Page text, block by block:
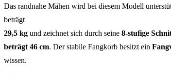
Das randnahe Mähen wird bei diesem Modell
beträgt
29,5 kg und zeichnet sich durch seine 8-stufige
beträgt 46 cm. Der stabile Fangkorb besitzt ein
wissen.